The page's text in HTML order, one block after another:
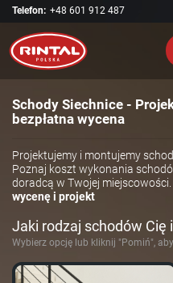
Telefon: +48 601 912 487
Schody Siechnice -
bezpłatna wycena
Projektujemy i montujemy
Poznaj koszt wykonania
doradcą w Twojej
wycenę i projekt
Jaki rodzaj schodów Cię
Wybierz opcję lub kliknij "Pomiń",